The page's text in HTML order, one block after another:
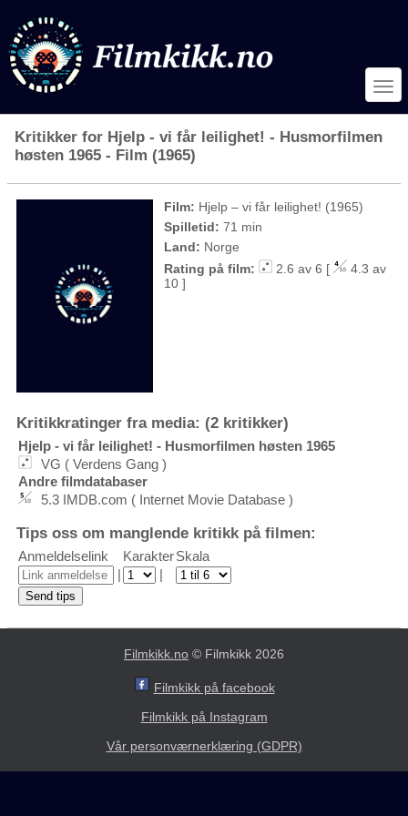
Kritikker for Hjelp - vi får leilighet! - Husmorfilmen
høsten 1965 - Film (1965)
Film: Hjelp – vi får leilighet! (1965)
Spilletid: 71 min
Land: Norge
Rating på film:
2.6 av 6 [
4.3 av
10 ]
Kritikkratinger fra media: (2 kritikker)
Hjelp - vi får leilighet! - Husmorfilmen høsten 1965
VG ( Verdens Gang )
Andre filmdatabaser
5.3 IMDB.com ( Internet Movie Database )
Tips oss om manglende kritikk på filmen:
Anmeldelselink KarakterSkala
|
|
Filmkikk.no © Filmkikk 2026
Filmkikk på facebook
Filmkikk på Instagram
Vår personværnerklæring (GDPR)